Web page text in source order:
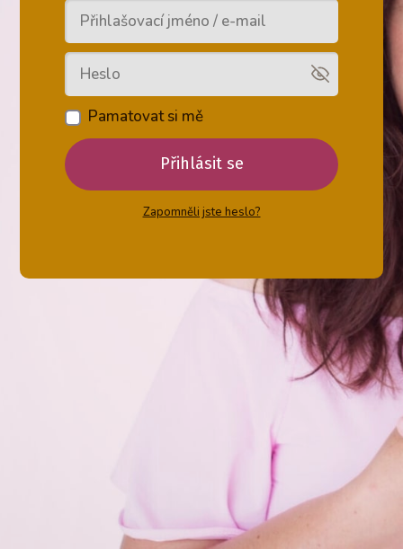
Pamatovat si mě
Přihlásit se
Zapomněli jste heslo?